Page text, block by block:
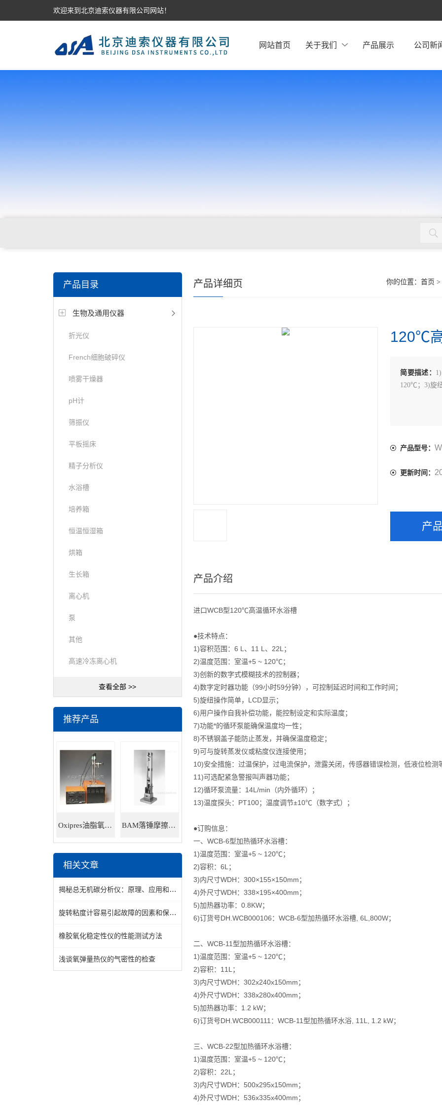
欢迎来到北京迪索仪器有限公司网站！
网站首页 关于我们 产品展示 公司新
产品目录
生物及通用仪器
折光仪
French细胞破碎仪
喷雾干燥器
pH计
筛振仪
平板摇床
精子分析仪
水浴槽
培养箱
恒温恒湿箱
烘箱
生长箱
离心机
泵
其他
高速冷冻离心机
查看全部 >>
推荐产品
Oxipres油脂氧化稳定性仪 BAM落锤摩擦感度仪
相关文章
揭秘总无机碳分析仪：原理、应用和未来发展
旋转粘度计容易引起故障的因素和保养知识
橡胶氧化稳定性仪的性能测试方法
浅谈氧弹量热仪的气密性的检查
你的位置： 首页 >
产品详细页
120℃
简要描述：
120℃；3)旋
产品型号：
更新时间：
产
产品介绍
进口WCB型120℃高温循环水浴槽
●技术特点：
1)容积范围：6 L、11 L、22L；
2)温度范围：室温+5 ~ 120℃；
3)创新的数字式模糊技术的控制器；
4)数字定时器功能（99小时59分钟），可控制延迟时间和工作时间；
5)旋纽操作简单，LCD显示；
6)用户操作自我补偿功能，能控制设定和实际温度；
7)功能*的循环泵能确保温度均一性；
8)不锈钢盖子能防止蒸发，并确保温度稳定；
9)可与旋转蒸发仪或粘度仪连接使用；
10)安全措施：过温保护，过电流保护，泄露关闭，传感器错误检测，低液位检测
11)可选配紧急警报叫声器功能；
12)循环泵流量：14L/min（内外循环）；
13)温度探头：PT100；温度调节±10℃（数字式）；
●订购信息：
一、WCB-6型加热循环水浴槽：
1)温度范围：室温+5 ~ 120℃；
2)容积：6L；
3)内尺寸WDH：300×155×150mm；
4)外尺寸WDH：338×195×400mm；
5)加热器功率：0.8KW；
6)订货号DH.WCB000106：WCB-6型加热循环水浴槽, 6L,800W；
二、WCB-11型加热循环水浴槽：
1)温度范围：室温+5 ~ 120℃；
2)容积：11L；
3)内尺寸WDH：302x240x150mm；
4)外尺寸WDH：338x280x400mm；
5)加热器功率：1.2 kW；
6)订货号DH.WCB000111：WCB-11型加热循环水浴, 11L, 1.2 kW；
三、WCB-22型加热循环水浴槽：
1)温度范围：室温+5 ~ 120℃；
2)容积：22L；
3)内尺寸WDH：500x295x150mm；
4)外尺寸WDH：536x335x400mm；